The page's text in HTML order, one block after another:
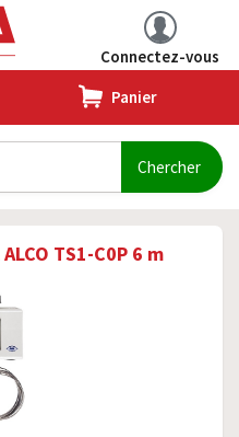
Connectez-vous
Panier
TS1-C0P 6 m